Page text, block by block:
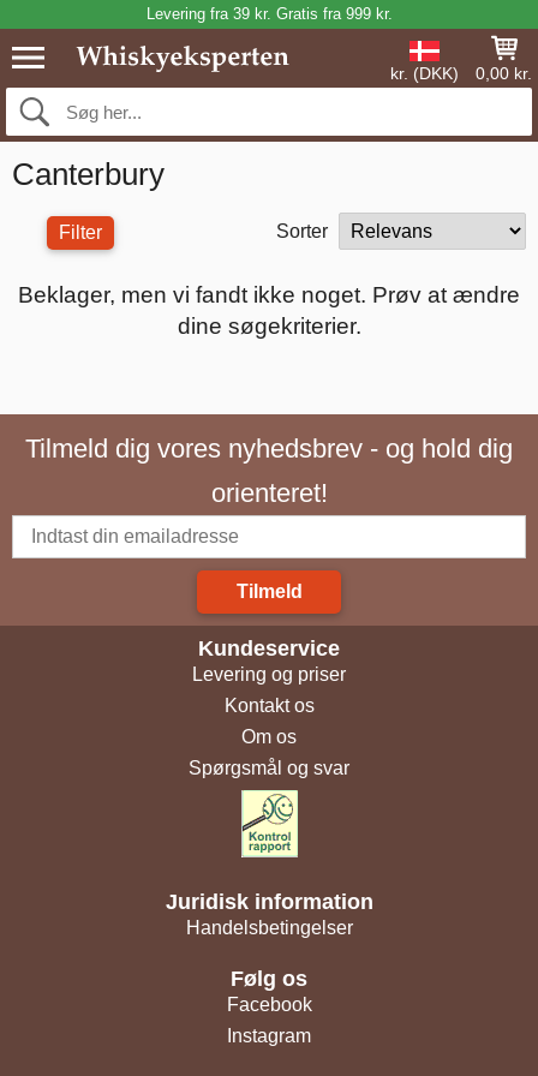
Levering fra 39 kr. Gratis fra 999 kr.
kr. (DKK) 0,00 kr.
Canterbury
Filter Sorter
Beklager, men vi fandt ikke noget. Prøv at ændre
dine søgekriterier.
Tilmeld dig vores nyhedsbrev - og hold dig
orienteret!
Tilmeld
Kundeservice
Levering og priser
Kontakt os
Om os
Spørgsmål og svar
Juridisk information
Handelsbetingelser
Følg os
Facebook
Instagram